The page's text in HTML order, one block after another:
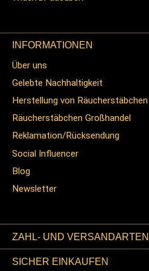
INFORMATIONEN
Über uns
Gelebte Nachhaltigkeit
Herstellung von Räucherstäbchen
Räucherstäbchen Großhandel
Reklamation/Rücksendung
Social Influencer
Blog
Newsletter
ZAHL- UND VERSANDARTEN
SICHER EINKAUFEN